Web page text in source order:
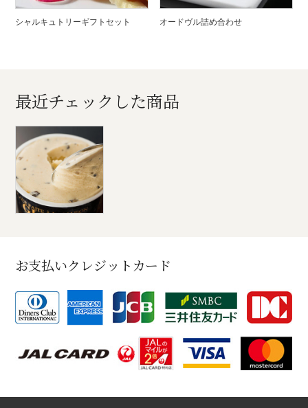
シャルキュトリーギフトセット オードヴル詰め合わせ
最近チェックした商品
お支払いクレジットカード